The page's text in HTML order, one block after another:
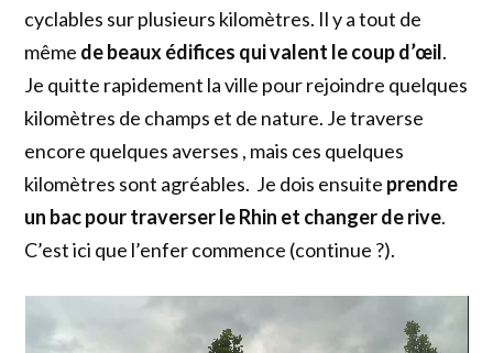
cyclables sur plusieurs kilomètres. Il y a tout de
même de beaux édifices qui valent le coup d’œil.
Je quitte rapidement la ville pour rejoindre quelques
kilomètres de champs et de nature. Je traverse
encore quelques averses , mais ces quelques
kilomètres sont agréables. Je dois ensuite prendre
un bac pour traverser le Rhin et changer de rive.
C’est ici que l’enfer commence (continue ?).
vidéo